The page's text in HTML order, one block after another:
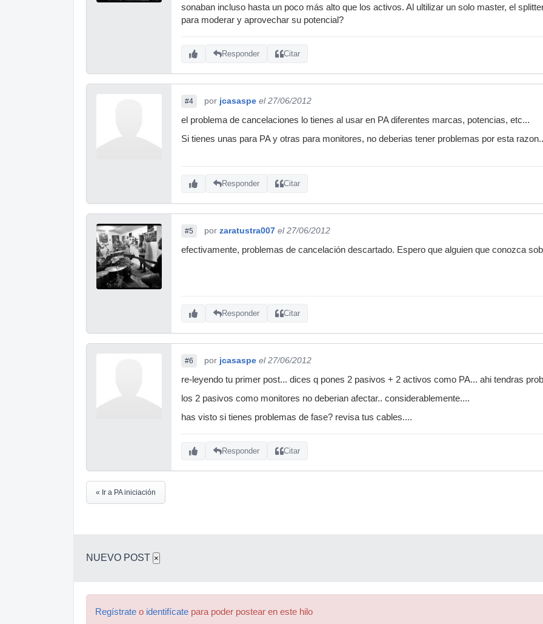
sonaban incluso hasta un poco más alto que los activos. Al ultilizar un solo master, el
para moderar y aprovechar su potencial?
Responder Citar
#4 por jcasaspe el 27/06/2012
el problema de cancelaciones lo tienes al usar en PA diferentes marcas, potencias, etc...
Si tienes unas para PA y otras para monitores, no deberias tener problemas por esta
Responder Citar
#5 por zaratustra007 el 27/06/2012
efectivamente, problemas de cancelación descartado. Espero que alguien que conozca
Responder Citar
#6 por jcasaspe el 27/06/2012
re-leyendo tu primer post... dices q pones 2 pasivos + 2 activos como PA... ahi tendras
los 2 pasivos como monitores no deberian afectar.. considerablemente....
has visto si tienes problemas de fase? revisa tus cables....
Responder Citar
« Ir a PA iniciación
NUEVO POST ×
Regístrate o identifícate para poder postear en este hilo